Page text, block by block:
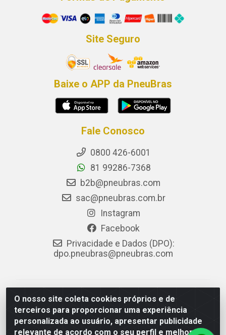
O nosso site coleta cookies próprios e de
terceiros para proporcionar uma experiência
personalizada ao usuário, apresentar publicidade
relevante de acordo com o seu perfil e melhorar a
Site Seguro
Baixe o APP da PneuBras
Fale Conosco
0800 426-6001
81 99286-7368
b2b@pneubras.com
sac@pneubras.com.br
Instagram
Facebook
Privacidade e Dados (DPO):
dpo.pneubras@pneubras.com
PneuBras - Rodovia BR-101, KM 82 - Prazeres,
Jaboatão dos Guararapes/PE - CEP 54.335-000 - CNPJ
08.678.386/0001-05 - Pneubras Comércio de Pneus
Ltda